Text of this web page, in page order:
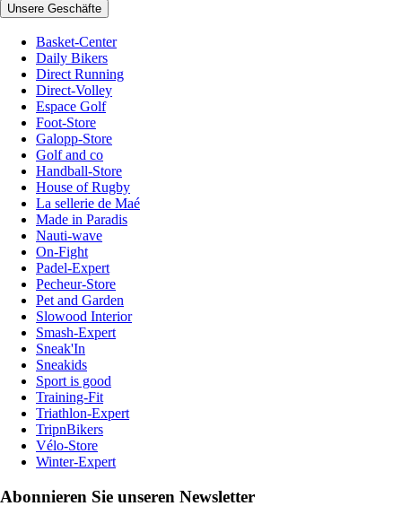
Unsere Geschäfte
Basket-Center
Daily Bikers
Direct Running
Direct-Volley
Espace Golf
Foot-Store
Galopp-Store
Golf and co
Handball-Store
House of Rugby
La sellerie de Maé
Made in Paradis
Nauti-wave
On-Fight
Padel-Expert
Pecheur-Store
Pet and Garden
Slowood Interior
Smash-Expert
Sneak'In
Sneakids
Sport is good
Training-Fit
Triathlon-Expert
TripnBikers
Vélo-Store
Winter-Expert
Abonnieren Sie unseren Newsletter